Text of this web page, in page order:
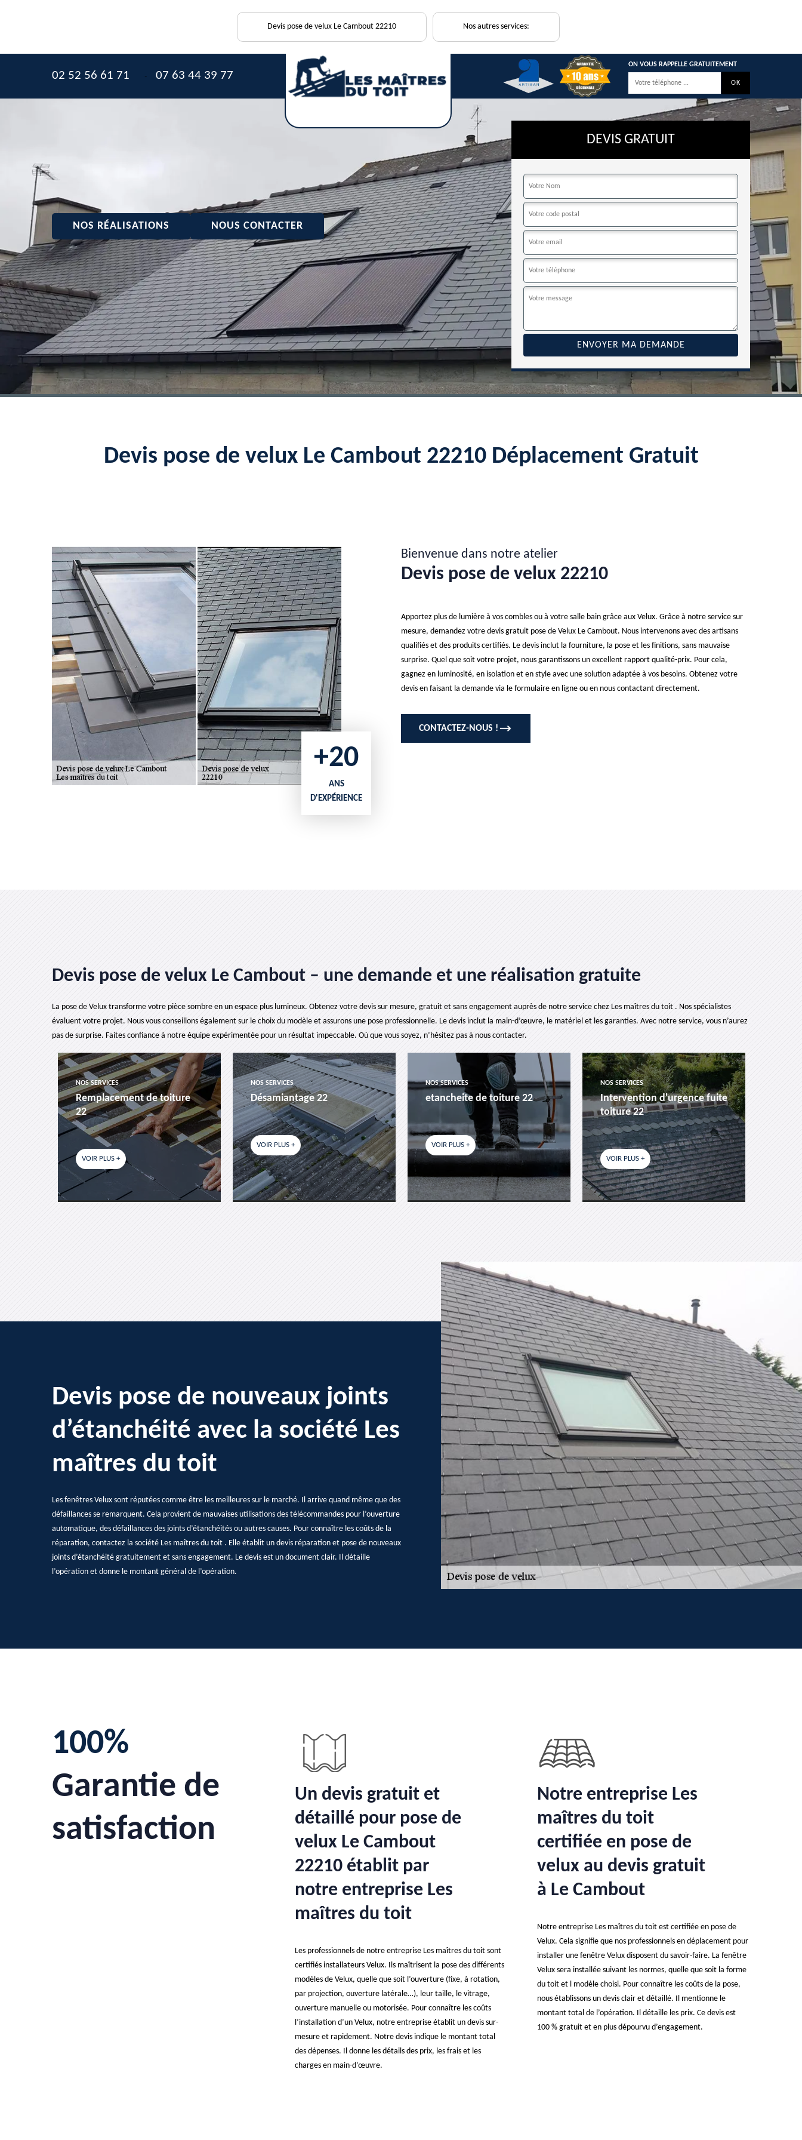
Devis pose de velux Le Cambout 22210 Nos autres services:
02 52 56 61 71 - 07 63 44 39 77
ON VOUS RAPPELLE GRATUITEMENT
NOS RÉALISATIONS NOUS CONTACTER
DEVIS GRATUIT
Devis pose de velux Le Cambout 22210 Déplacement Gratuit
+20
ANS
D'EXPÉRIENCE
Bienvenue dans notre atelier
Devis pose de velux 22210
Apportez plus de lumière à vos combles ou à votre salle bain grâce aux Velux. Grâce à notre service sur
mesure, demandez votre devis gratuit pose de Velux Le Cambout. Nous intervenons avec des artisans
qualifiés et des produits certifiés. Le devis inclut la fourniture, la pose et les finitions, sans mauvaise
surprise. Quel que soit votre projet, nous garantissons un excellent rapport qualité-prix. Pour cela,
gagnez en luminosité, en isolation et en style avec une solution adaptée à vos besoins. Obtenez votre
devis en faisant la demande via le formulaire en ligne ou en nous contactant directement.
CONTACTEZ-NOUS !
Devis pose de velux Le Cambout – une demande et une réalisation gratuite
La pose de Velux transforme votre pièce sombre en un espace plus lumineux. Obtenez votre devis sur mesure, gratuit et sans engagement auprès de notre service chez Les maîtres du toit . Nos spécialistes
évaluent votre projet. Nous vous conseillons également sur le choix du modèle et assurons une pose professionnelle. Le devis inclut la main-d’œuvre, le matériel et les garanties. Avec notre service, vous n’aurez
pas de surprise. Faites confiance à notre équipe expérimentée pour un résultat impeccable. Où que vous soyez, n’hésitez pas à nous contacter.
NOS SERVICES
Remplacement de toiture
22
VOIR PLUS +
NOS SERVICES
Désamiantage 22
VOIR PLUS +
NOS SERVICES
etancheite de toiture 22
VOIR PLUS +
NOS SERVICES
Intervention d'urgence fuite
toiture 22
VOIR PLUS +
Devis pose de nouveaux joints
d’étanchéité avec la société Les
maîtres du toit
Les fenêtres Velux sont réputées comme être les meilleures sur le marché. Il arrive quand même que des
défaillances se remarquent. Cela provient de mauvaises utilisations des télécommandes pour l’ouverture
automatique, des défaillances des joints d’étanchéités ou autres causes. Pour connaître les coûts de la
réparation, contactez la société Les maîtres du toit . Elle établit un devis réparation et pose de nouveaux
joints d’étanchéité gratuitement et sans engagement. Le devis est un document clair. Il détaille
l’opération et donne le montant général de l’opération.
100%
Garantie de
satisfaction
Un devis gratuit et
détaillé pour pose de
velux Le Cambout
22210 établit par
notre entreprise Les
maîtres du toit
Les professionnels de notre entreprise Les maîtres du toit sont
certifiés installateurs Velux. Ils maîtrisent la pose des différents
modèles de Velux, quelle que soit l’ouverture (fixe, à rotation,
par projection, ouverture latérale…), leur taille, le vitrage,
ouverture manuelle ou motorisée. Pour connaître les coûts
l’installation d’un Velux, notre entreprise établit un devis sur-
mesure et rapidement. Notre devis indique le montant total
des dépenses. Il donne les détails des prix, les frais et les
charges en main-d’œuvre.
Notre entreprise Les
maîtres du toit
certifiée en pose de
velux au devis gratuit
à Le Cambout
Notre entreprise Les maîtres du toit est certifiée en pose de
Velux. Cela signifie que nos professionnels en déplacement pour
installer une fenêtre Velux disposent du savoir-faire. La fenêtre
Velux sera installée suivant les normes, quelle que soit la forme
du toit et l modèle choisi. Pour connaître les coûts de la pose,
nous établissons un devis clair et détaillé. Il mentionne le
montant total de l’opération. Il détaille les prix. Ce devis est
100 % gratuit et en plus dépourvu d’engagement.